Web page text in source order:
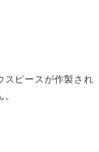
スピースが作製され